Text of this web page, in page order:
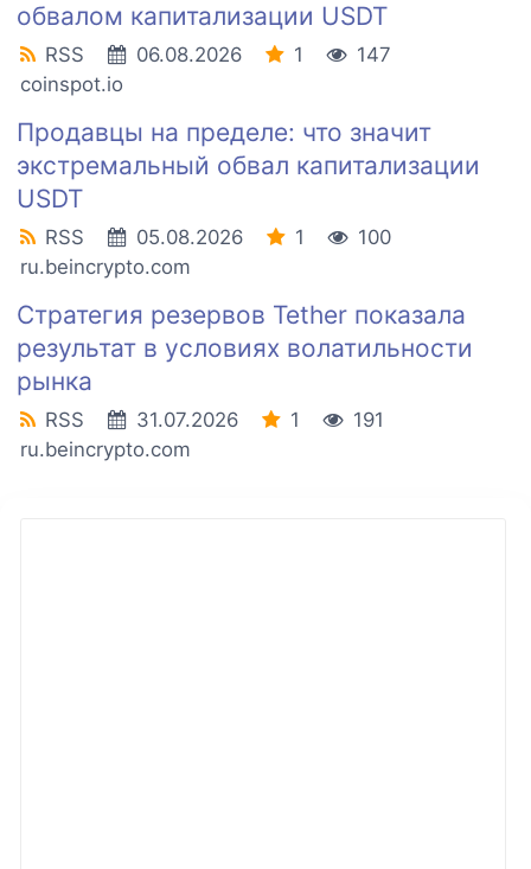
обвалом капитализации USDT
RSS 06.08.2026 1
147
coinspot.io
Продавцы на пределе: что значит
экстремальный обвал капитализации
USDT
RSS 05.08.2026 1
100
ru.beincrypto.com
Стратегия резервов Tether показала
результат в условиях волатильности
рынка
RSS 31.07.2026 1
191
ru.beincrypto.com